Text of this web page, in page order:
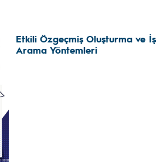
Etkili Özgeçmiş Oluşturma ve İş
Arama Yöntemleri